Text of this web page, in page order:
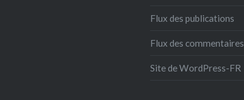
Flux des publications
Flux des commentaires
Site de WordPress-FR